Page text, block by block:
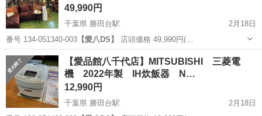
49,990円
千葉県 勝田台駅
2月18日
番号 134-051340-003【愛八DS】 店頭価格 49,990円(…
千葉 八千代市 勝田台駅 照明器具
【愛品館八千代店】MITSUBISHI 三菱電
機 2022年製 IH炊飯器 N…
12,990円
千葉県 勝田台駅
2月18日